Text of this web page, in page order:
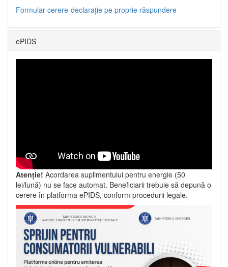
Formular cerere-declarație pe proprie răspundere
ePIDS
Atenție! Acordarea suplimentului pentru energie (50
lei/lună) nu se face automat. Beneficiarii trebuie să depună o
cerere în platforma ePIDS, conform procedurii legale.